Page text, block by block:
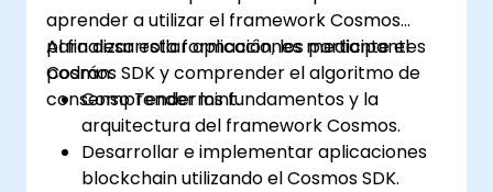
aprender a utilizar el framework Cosmos
para desarrollar aplicaciones mediante el
Cosmos SDK y comprender el algoritmo de
consenso Tendermint.
Al finalizar esta formación, los participantes
podrán:
Comprender los fundamentos y la
arquitectura del framework Cosmos.
Desarrollar e implementar aplicaciones
blockchain utilizando el Cosmos SDK.